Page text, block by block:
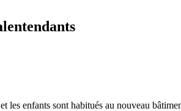
les enfants sont habitués au nouveau